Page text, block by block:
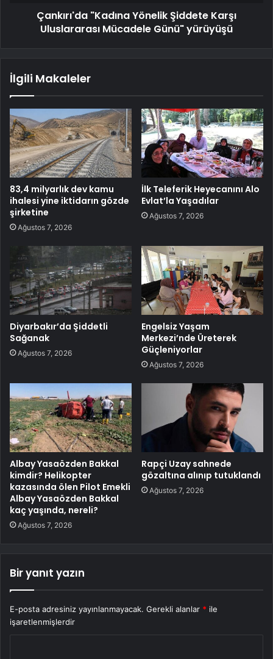
Çankırı'da "Kadına Yönelik Şiddete Karşı
Uluslararası Mücadele Günü" yürüyüşü
İlgili Makaleler
83,4 milyarlık dev kamu
ihalesi yine iktidarın gözde
şirketine
Ağustos 7, 2026
İlk Teleferik Heyecanını Alo
Evlat’la Yaşadılar
Ağustos 7, 2026
Diyarbakır’da Şiddetli
Sağanak
Ağustos 7, 2026
Engelsiz Yaşam
Merkezi’nde Üreterek
Güçleniyorlar
Ağustos 7, 2026
Albay Yasaözden Bakkal
kimdir? Helikopter
kazasında ölen Pilot Emekli
Albay Yasaözden Bakkal
kaç yaşında, nereli?
Ağustos 7, 2026
Rapçi Uzay sahnede
gözaltına alınıp tutuklandı
Ağustos 7, 2026
Bir yanıt yazın
E-posta adresiniz yayınlanmayacak. Gerekli alanlar * ile
işaretlenmişlerdir